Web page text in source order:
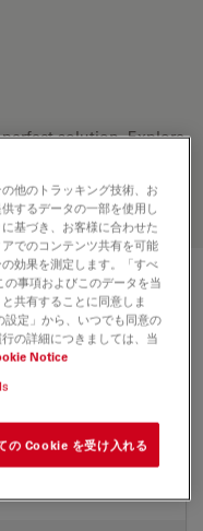
solution. Explore
find the best fit for
motCORR
他のトラッキング技術、お
するデータの一部を使用し
基づき、お客様に合わせた
でのコンテンツ共有を可能
効果を測定します。「すべ
事項およびこのデータを当
共有することに同意しま
定」から、いつでも同意の
の詳細につきましては、当
Notice
の Cookie を受け入れる